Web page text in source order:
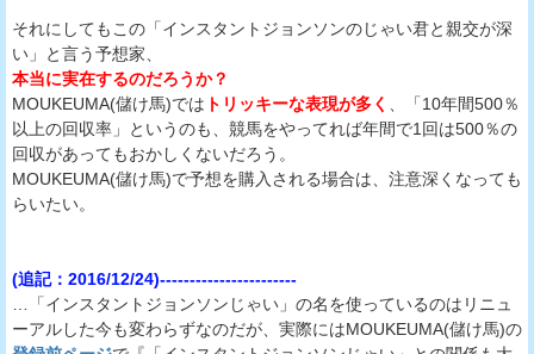
それにしてもこの「インスタントジョンソンのじゃい君と親交が深
い」と言う予想家、
本当に実在するのだろうか？
MOUKEUMA(儲け馬)では トリッキーな表現が多く
、「10年間500％
以上の回収率」というのも、競馬をやってれば年間で1回は500％の
回収があってもおかしくないだろう。
MOUKEUMA(儲け馬)で予想を購入される場合は、注意深くなっても
らいたい。
(追記：2016/12/24)-----------------------
…「インスタントジョンソンじゃい」の名を使っているのはリニュ
ーアルした今も変わらずなのだが、実際にはMOUKEUMA(儲け馬)の